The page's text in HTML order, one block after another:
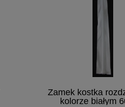
Zamek kostka
kolorze białym